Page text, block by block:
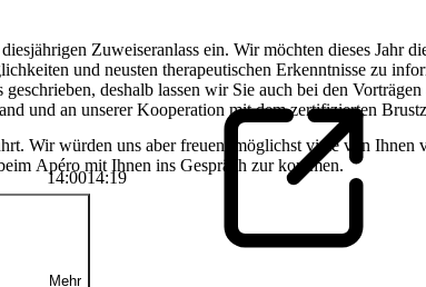
14:0014:19
Zuweiseranlass ein. Wir möchten dieses Jahr
und neusten therapeutischen Erkenntnisse zu
deshalb lassen wir Sie auch bei den
und an unserer Kooperation mit dem zertifizierten
Wir würden uns aber freuen, möglichst viele von Ihnen
Apéro mit Ihnen ins Gespräch zur kommen.
Mehr